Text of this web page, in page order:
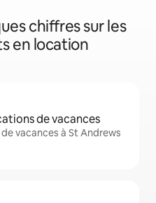
chiffres sur les
en location
de vacances
vacances à St Andrews